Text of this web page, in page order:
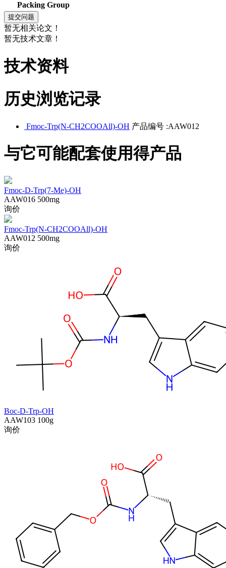
Packing Group
暂无相关论文！
暂无技术文章！
技术资料
历史浏览记录
Fmoc-Trp(N-CH2COOAll)-OH 产品编号 :AAW012
与它可能配套使用得产品
Fmoc-D-Trp(7-Me)-OH
AAW016 500mg
询价
Fmoc-Trp(N-CH2COOAll)-OH
AAW012 500mg
询价
Boc-D-Trp-OH
AAW103 100g
询价